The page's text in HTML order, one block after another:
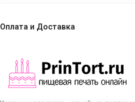
Оплата и Доставка